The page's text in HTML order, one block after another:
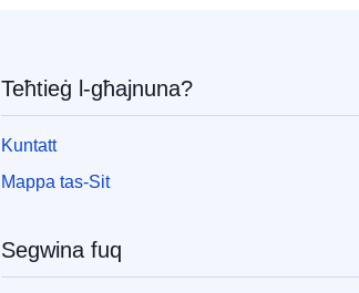
Teħtieġ l-għajnuna?
Kuntatt
Mappa tas-Sit
Segwina fuq